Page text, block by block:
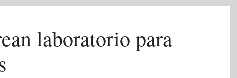
laboratorio para